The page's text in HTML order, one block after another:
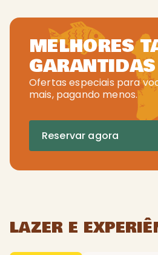
MELHORES
Ofertas especiais para
mais, pagando menos.
Reservar agora
LAZER E